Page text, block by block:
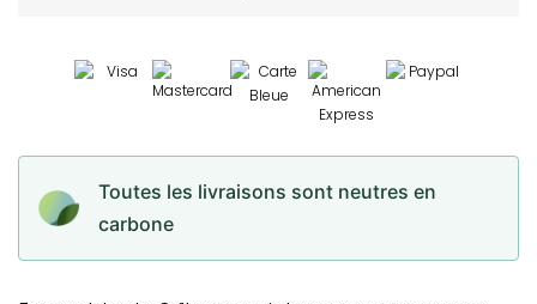
Toutes les livraisons sont neutres en
carbone